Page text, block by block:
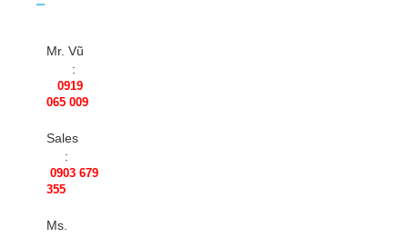
Mr. Vũ
:
0919
065 009
Sales
:
0903 679
355
Ms.